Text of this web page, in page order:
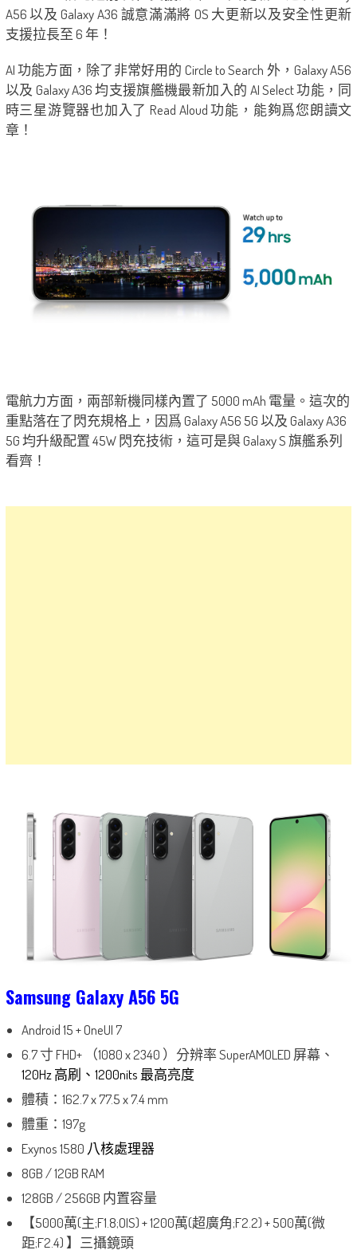
A56 以及 Galaxy A36 誠意滿滿將 OS 大更新以及安全性更新
支援拉長至 6 年！
AI 功能方面，除了非常好用的 Circle to Search 外，Galaxy A56
以及 Galaxy A36 均支援旗艦機最新加入的 AI Select 功能，同
時三星游覽器也加入了 Read Aloud 功能，能夠爲您朗讀文
章！
電航力方面，兩部新機同樣內置了 5000 mAh 電量。這次的
重點落在了閃充規格上，因爲 Galaxy A56 5G 以及 Galaxy A36
5G 均升級配置 45W 閃充技術，這可是與 Galaxy S 旗艦系列
看齊！
Samsung Galaxy A56 5G
Android 15 + OneUI 7
6.7 寸 FHD+ （1080 x 2340 ）分辨率 SuperAMOLED 屏幕、
120Hz 高刷、1200nits 最高亮度
體積：162.7 x 77.5 x 7.4 mm
體重：197g
Exynos 1580 八核處理器
8GB / 12GB RAM
128GB / 256GB 内置容量
【5000萬(主;F1.8;OIS) + 1200萬(超廣角;F2.2) + 500萬(微
距;F2.4) 】三攝鏡頭